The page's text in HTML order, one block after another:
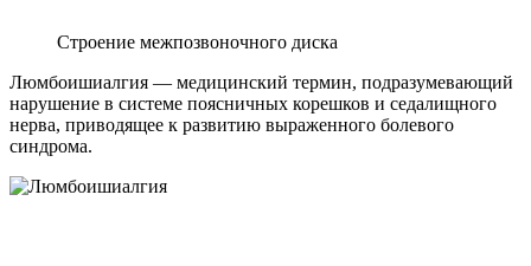
Строение межпозвоночного диска
Люмбоишиалгия — медицинский термин, подразумевающий
нарушение в системе поясничных корешков и седалищного
нерва, приводящее к развитию выраженного болевого
синдрома.